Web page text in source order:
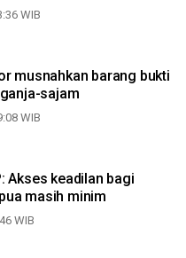
WIB
musnahkan barang bukti
sajam
WIB
Akses keadilan bagi
masih minim
WIB